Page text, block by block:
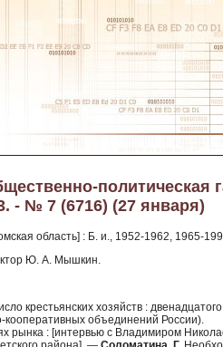
политическая
- № 7 (6716) (27 января)
область] : Б. и., 1952-1962, 1965-
Ю. А. Мышкин.
крестьянских хозяйств :
кооперативных объединений России).
рынка : [интервью с Владимиром